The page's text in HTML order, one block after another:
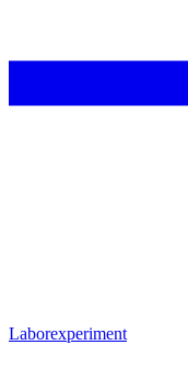
Laborexperiment